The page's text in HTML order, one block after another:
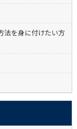
法を身に付けたい方